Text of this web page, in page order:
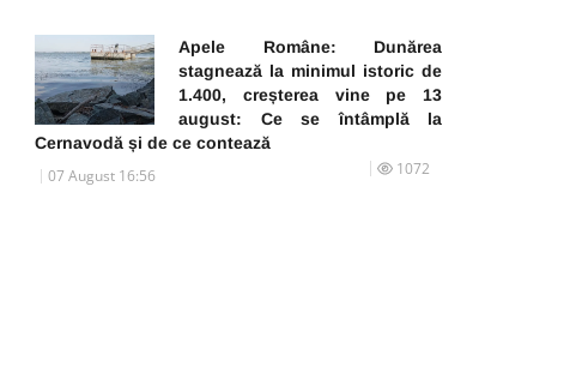
Apele Române: Dunărea
stagnează la minimul istoric de
1.400, creșterea vine pe 13
august: Ce se întâmplă la
Cernavodă și de ce contează
07 August 16:56 1072